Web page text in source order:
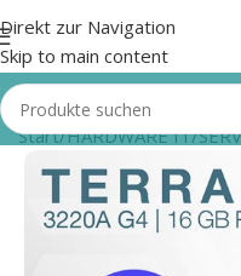
Direkt zur Navigation
Skip to main content
Start/HARDWARE IT/